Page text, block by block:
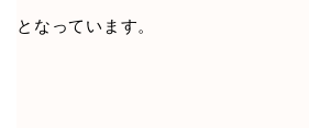
となっています。